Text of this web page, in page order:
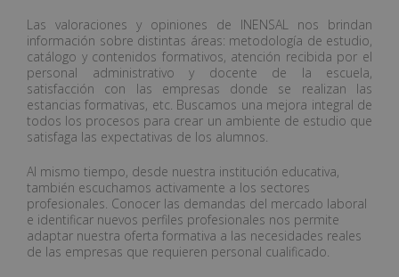
Las valoraciones y opiniones de INENSAL nos brindan
información sobre distintas áreas: metodología de estudio,
catálogo y contenidos formativos, atención recibida por el
personal administrativo y docente de la escuela,
satisfacción con las empresas donde se realizan las
estancias formativas, etc. Buscamos una mejora integral de
todos los procesos para crear un ambiente de estudio que
satisfaga las expectativas de los alumnos.
Al mismo tiempo, desde nuestra institución educativa,
también escuchamos activamente a los sectores
profesionales. Conocer las demandas del mercado laboral
e identificar nuevos perfiles profesionales nos permite
adaptar nuestra oferta formativa a las necesidades reales
de las empresas que requieren personal cualificado.